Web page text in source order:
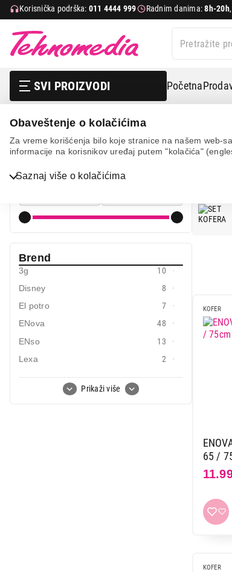
Obaveštenje o kolačićima
Za vreme korišćenja bilo koje stranice na našem web-
informacije na korisnikov uređaj putem "kolačića"
Saznaj više o kolačićima
Korisnička podrška: 011 4444 999 Radnim danima:8h-20h
SVI PROIZVODI Početna
TV, audio, video i foto
Mobilni telefoni i tableti
Mali kućni aparati
Mali kuhinjski aparati
Sport i putovanje
Sport i putovanje Koferi
Cena od Cena do
Brend
Prikaži više
3g
10
Disney
8
El potro
7
ENova
48
ENso
13
Lexa
2
Movom
41
Nema proizvodjaca
KOFER
65 /
KOFER